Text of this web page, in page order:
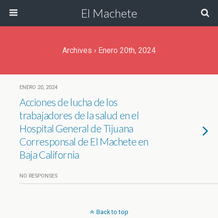
El Machete
Archives › Enero 20th, 2024
ENERO 20, 2024
Acciones de lucha de los
trabajadores de la salud en el
Hospital General de Tijuana
Corresponsal de El Machete en
Baja California
NO RESPONSES
Back to top